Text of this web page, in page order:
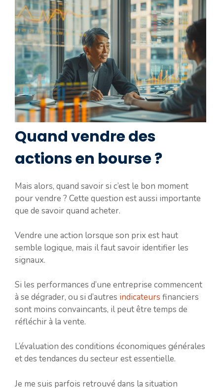
Quand vendre des
actions en bourse ?
Mais alors, quand savoir si c’est le bon moment
pour vendre ? Cette question est aussi importante
que de savoir quand acheter.
Vendre une action lorsque son prix est haut
semble logique, mais il faut savoir identifier les
signaux.
Si les performances d’une entreprise commencent
à se dégrader, ou si d’autres indicateurs financiers
sont moins convaincants, il peut être temps de
réfléchir à la vente.
L’évaluation des conditions économiques générales
et des tendances du secteur est essentielle.
Je me suis parfois retrouvé dans la situation